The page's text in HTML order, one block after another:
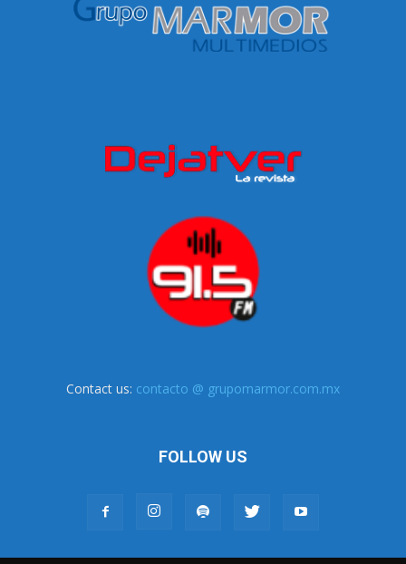
Contact us: contacto @ grupomarmor.com.mx
FOLLOW US